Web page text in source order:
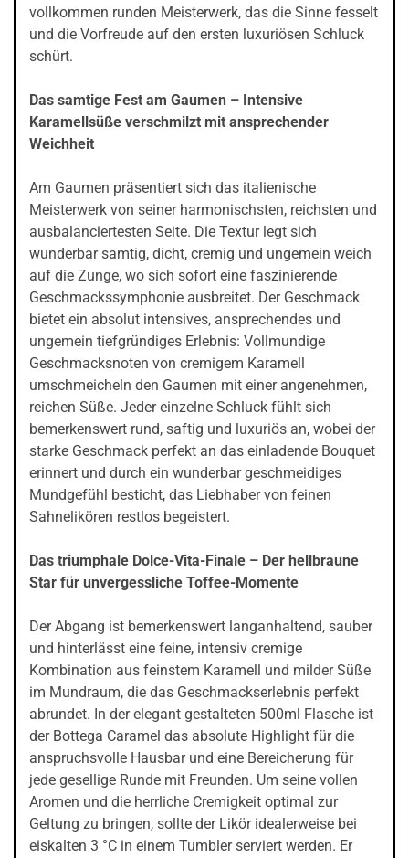
vollkommen runden Meisterwerk, das die Sinne fesselt
und die Vorfreude auf den ersten luxuriösen Schluck
schürt.
Das samtige Fest am Gaumen – Intensive
Karamellsüße verschmilzt mit ansprechender
Weichheit
Am Gaumen präsentiert sich das italienische
Meisterwerk von seiner harmonischsten, reichsten und
ausbalanciertesten Seite. Die Textur legt sich
wunderbar samtig, dicht, cremig und ungemein weich
auf die Zunge, wo sich sofort eine faszinierende
Geschmackssymphonie ausbreitet. Der Geschmack
bietet ein absolut intensives, ansprechendes und
ungemein tiefgründiges Erlebnis: Vollmundige
Geschmacksnoten von cremigem Karamell
umschmeicheln den Gaumen mit einer angenehmen,
reichen Süße. Jeder einzelne Schluck fühlt sich
bemerkenswert rund, saftig und luxuriös an, wobei der
starke Geschmack perfekt an das einladende Bouquet
erinnert und durch ein wunderbar geschmeidiges
Mundgefühl besticht, das Liebhaber von feinen
Sahnelikören restlos begeistert.
Das triumphale Dolce-Vita-Finale – Der hellbraune
Star für unvergessliche Toffee-Momente
Der Abgang ist bemerkenswert langanhaltend, sauber
und hinterlässt eine feine, intensiv cremige
Kombination aus feinstem Karamell und milder Süße
im Mundraum, die das Geschmackserlebnis perfekt
abrundet. In der elegant gestalteten 500ml Flasche ist
der Bottega Caramel das absolute Highlight für die
anspruchsvolle Hausbar und eine Bereicherung für
jede gesellige Runde mit Freunden. Um seine vollen
Aromen und die herrliche Cremigkeit optimal zur
Geltung zu bringen, sollte der Likör idealerweise bei
eiskalten 3 °C in einem Tumbler serviert werden. Er